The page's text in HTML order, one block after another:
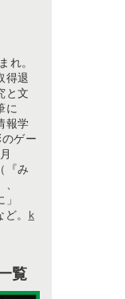
れ。
得退
と文
に
報学
ゲー
『み
。 k
覧